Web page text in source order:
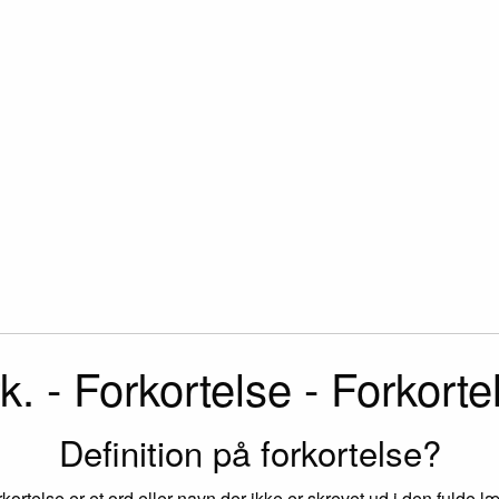
- Forkortelse -
Definition på forkortelse?